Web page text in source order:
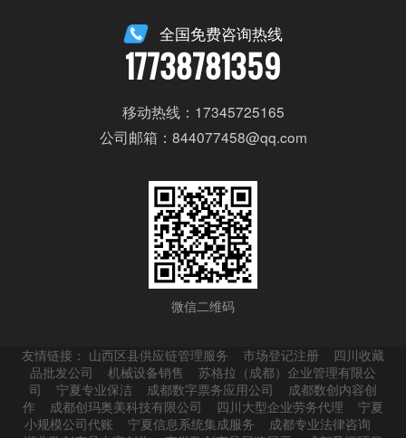
全国免费咨询热线
17738781359
移动热线：17345725165
公司邮箱：844077458@qq.com
微信二维码
友情链接： 山西区县供应链管理服务 市场登记注册
四川收藏
品批发公司
机械设备销售
苏格拉（成都）企业管理有限公
司
宁夏专业保洁 成都数字票务应用公司
成都数创内容创
作
成都创玛奥美科技有限公司 四川大型企业劳务代理
宁夏
小规模公司代账
宁夏信息系统集成服务
成都专业法律咨询